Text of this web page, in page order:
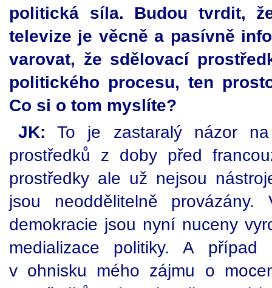
politická síla. Budou tvrdit,
televize je věcně a pasívně
varovat, že sdělovací
politického procesu, ten
Co si o tom myslíte?
JK: To je zastaralý názor
prostředků z doby před
prostředky ale už nejsou
jsou neoddělitelně provázány.
demokracie jsou nyní nuceny
medializace politiky. A
v ohnisku mého zájmu o